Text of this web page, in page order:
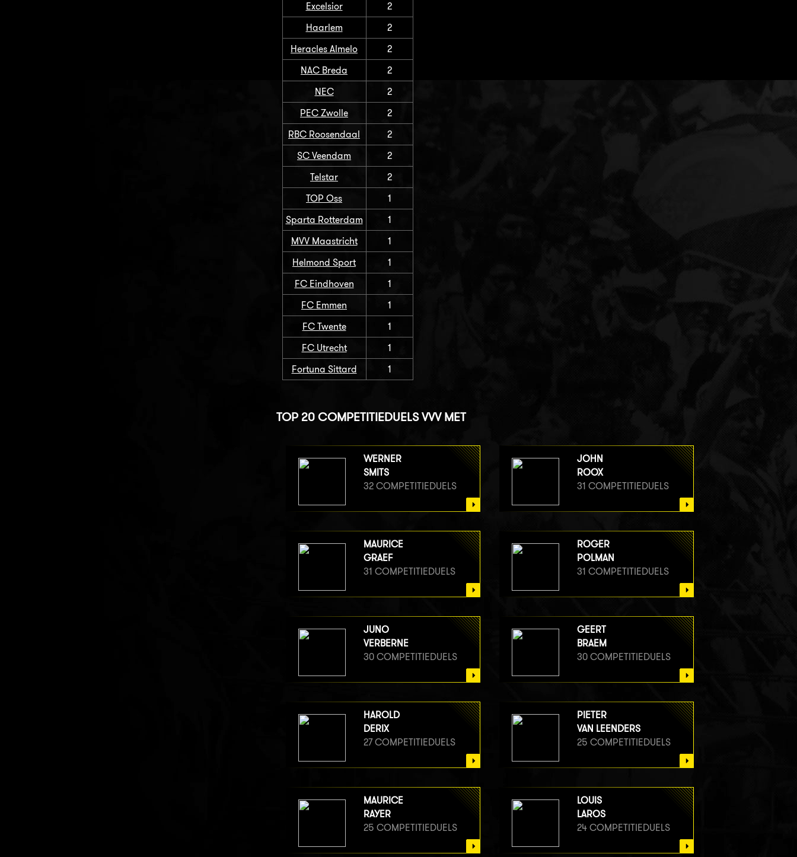
Excelsior
2
Haarlem
2
Heracles Almelo
2
NAC Breda
2
NEC
2
PEC Zwolle
2
RBC Roosendaal
2
SC Veendam
2
Telstar
2
TOP Oss
1
Sparta Rotterdam
1
MVV Maastricht
1
Helmond Sport
1
FC Eindhoven
1
FC Emmen
1
FC Twente
1
FC Utrecht
1
Fortuna Sittard
1
TOP 20 COMPETITIEDUELS VVV MET
WERNER
SMITS
32 COMPETITIEDUELS
JOHN
ROOX
31 COMPETITIEDUELS
MAURICE
GRAEF
31 COMPETITIEDUELS
ROGER
POLMAN
31 COMPETITIEDUELS
JUNO
VERBERNE
30 COMPETITIEDUELS
GEERT
BRAEM
30 COMPETITIEDUELS
HAROLD
DERIX
27 COMPETITIEDUELS
PIETER
VAN LEENDERS
25 COMPETITIEDUELS
MAURICE
RAYER
25 COMPETITIEDUELS
LOUIS
LAROS
24 COMPETITIEDUELS